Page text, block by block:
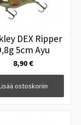
DEX Ripper
5cm Ayu
8,90 €
ostoskoriin